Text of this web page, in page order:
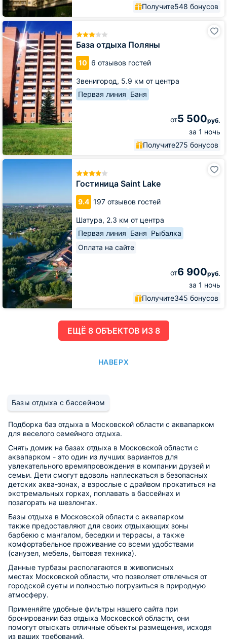
Получите548 бонусов
База отдыха Поляны
10 6 отзывов гостей
Звенигород, 5.9 км от центра
Первая линия Баня
от5 500руб.
за 1 ночь
Получите275 бонусов
База
отдыха
Поляны
Гостиница Saint Lake
9.4 197 отзывов гостей
Шатура, 2.3 км от центра
Первая линия Баня Рыбалка
Оплата на сайте
от6 900руб.
за 1 ночь
Получите345 бонусов
Гостиница
ЕЩË 8 ОБЪЕКТОВ ИЗ 8
НАВЕРХ
Базы отдыха с бассейном
Подборка баз отдыха в Московской области с аквапарком
для веселого семейного отдыха.
Снять домик на базах отдыха в Московской области с
аквапарком - это один из лучших вариантов для
увлекательного времяпровождения в компании друзей и
семьи. Дети смогут вдоволь наплескаться в безопасных
детских аква-зонах, а взрослые с драйвом прокатиться на
экстремальных горках, поплавать в бассейнах и
позагорать на шезлонгах.
Базы отдыха в Московской области с аквапарком
также предоставляют для своих отдыхающих зоны
барбекю с мангалом, беседки и террасы, а также
комфортабельное проживание со всеми удобствами
(санузел, мебель, бытовая техника).
Данные турбазы располагаются в живописных
местах Московской области, что позволяет отвлечься от
городской суеты и полностью погрузиться в природную
атмосферу.
Применяйте удобные фильтры нашего сайта при
бронировании баз отдыха Московской области, они
помогут отыскать отличные объекты размещения, исходя
из ваших требований.